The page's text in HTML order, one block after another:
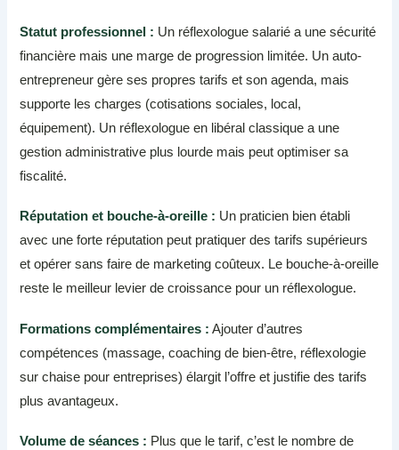
Statut professionnel : Un réflexologue salarié a une sécurité
financière mais une marge de progression limitée. Un auto-
entrepreneur gère ses propres tarifs et son agenda, mais
supporte les charges (cotisations sociales, local,
équipement). Un réflexologue en libéral classique a une
gestion administrative plus lourde mais peut optimiser sa
fiscalité.
Réputation et bouche-à-oreille : Un praticien bien établi
avec une forte réputation peut pratiquer des tarifs supérieurs
et opérer sans faire de marketing coûteux. Le bouche-à-oreille
reste le meilleur levier de croissance pour un réflexologue.
Formations complémentaires : Ajouter d’autres
compétences (massage, coaching de bien-être, réflexologie
sur chaise pour entreprises) élargit l’offre et justifie des tarifs
plus avantageux.
Volume de séances : Plus que le tarif, c’est le nombre de